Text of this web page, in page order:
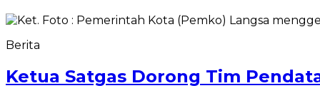
Berita
Ketua Satgas Dorong Tim